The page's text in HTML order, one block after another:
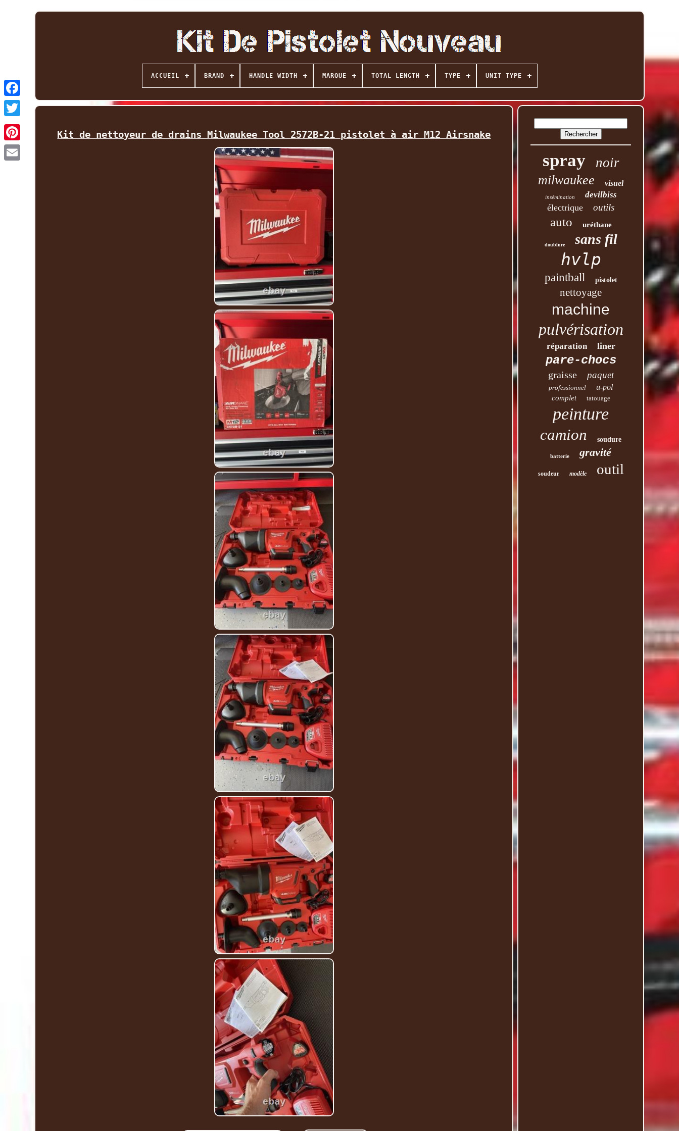
Facebook
Twitter
ACCUEIL BRAND HANDLE WIDTH MARQUE TOTAL LENGTH TYPE UNIT TYPE
Kit de nettoyeur de drains Milwaukee Tool 2572B-21 pistolet à air M12 Airsnake
spray noir
milwaukee visuel
insémination devilbiss
électrique outils
auto uréthane
doublure sans fil
hvlp
paintball pistolet
nettoyage
machine
pulvérisation
réparation liner
pare-chocs
graisse paquet
professionnel u-pol
complet tatouage
peinture
camion soudure
batterie gravité
soudeur modèle outil